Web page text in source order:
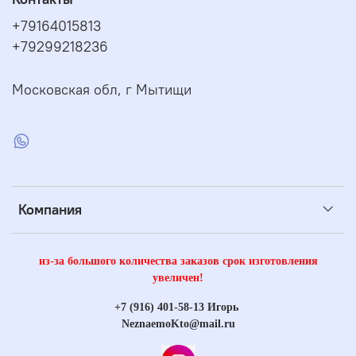
Компания
+79164015813
+79299218236
Московская обл, г Мытищи
из-за большого количества заказов срок изготовления
увеличен!
+7 (916) 401-58-13 Игорь
NeznaemoKto@mail.ru